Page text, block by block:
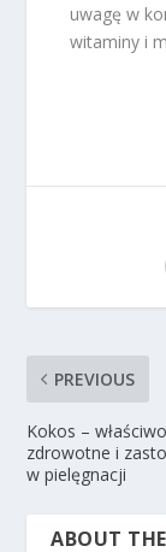
uwagę w
witaminy i
PREVIOUS
Kokos –
zdrowotne i
w pielęgnacji
ABOUT